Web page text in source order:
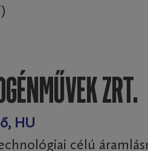
ZRT.
HU
célú